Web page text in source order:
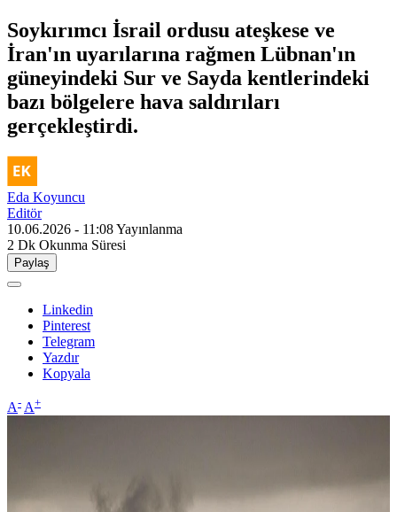
Soykırımcı İsrail ordusu ateşkese ve
İran'ın uyarılarına rağmen Lübnan'ın
güneyindeki Sur ve Sayda kentlerindeki
bazı bölgelere hava saldırıları
gerçekleştirdi.
Eda Koyuncu
Editör
10.06.2026 - 11:08Yayınlanma
2 Dk Okunma Süresi
Paylaş
Linkedin
Pinterest
Telegram
Yazdır
Kopyala
A- A+